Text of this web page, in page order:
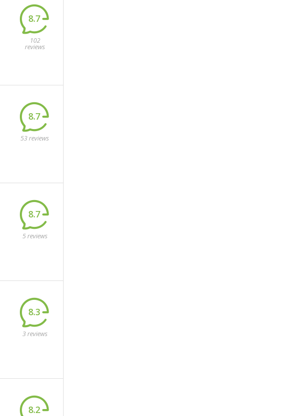
8.7
102
reviews
8.7
53 reviews
8.7
5 reviews
8.3
3 reviews
8.2